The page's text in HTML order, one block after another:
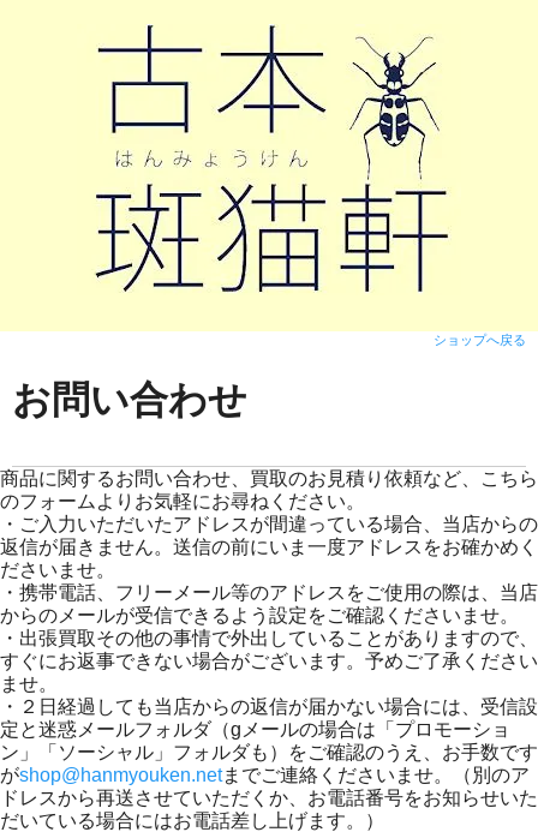
ショップへ戻る
お問い合わせ
商品に関するお問い合わせ、買取のお見積り依頼など、こちら
のフォームよりお気軽にお尋ねください。
・ご入力いただいたアドレスが間違っている場合、当店からの
返信が届きません。送信の前にいま一度アドレスをお確かめく
ださいませ。
・携帯電話、フリーメール等のアドレスをご使用の際は、当店
からのメールが受信できるよう設定をご確認くださいませ。
・出張買取その他の事情で外出していることがありますので、
すぐにお返事できない場合がございます。予めご了承ください
ませ。
・２日経過しても当店からの返信が届かない場合には、受信設
定と迷惑メールフォルダ（gメールの場合は「プロモーショ
ン」「ソーシャル」フォルダも）をご確認のうえ、お手数です
がshop@hanmyouken.netまでご連絡くださいませ。（別のア
ドレスから再送させていただくか、お電話番号をお知らせいた
だいている場合にはお電話差し上げます。）